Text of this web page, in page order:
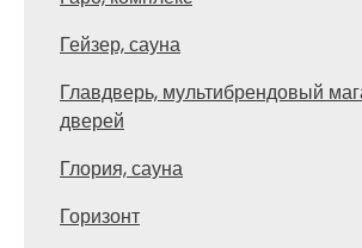
Гейзер, сауна
Главдверь, мультибрендовый
дверей
Глория, сауна
Горизонт